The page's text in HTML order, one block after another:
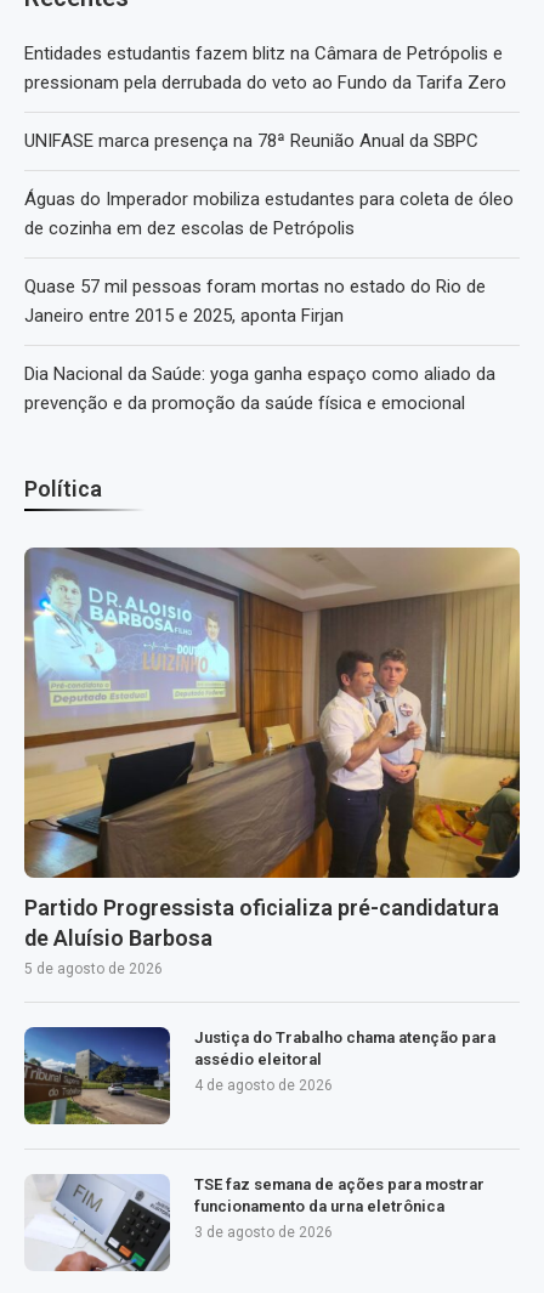
Entidades estudantis fazem blitz na Câmara de Petrópolis e
pressionam pela derrubada do veto ao Fundo da Tarifa Zero
UNIFASE marca presença na 78ª Reunião Anual da SBPC
Águas do Imperador mobiliza estudantes para coleta de óleo
de cozinha em dez escolas de Petrópolis
Quase 57 mil pessoas foram mortas no estado do Rio de
Janeiro entre 2015 e 2025, aponta Firjan
Dia Nacional da Saúde: yoga ganha espaço como aliado da
prevenção e da promoção da saúde física e emocional
Política
Partido Progressista oficializa pré-candidatura
de Aluísio Barbosa
5 de agosto de 2026
Justiça do Trabalho chama atenção para
assédio eleitoral
4 de agosto de 2026
TSE faz semana de ações para mostrar
funcionamento da urna eletrônica
3 de agosto de 2026